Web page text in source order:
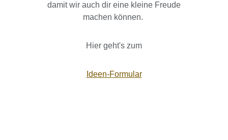
damit wir auch dir eine kleine Freude
machen können.
Hier geht's zum
Ideen-Formular